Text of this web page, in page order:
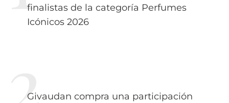
finalistas de la categoría Perfumes
Icónicos 2026
Givaudan compra una participación